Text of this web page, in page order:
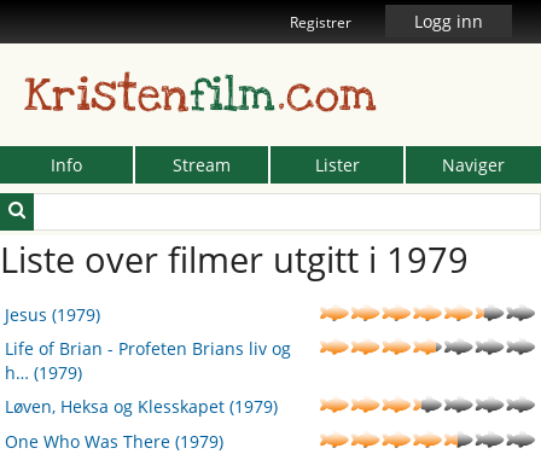
Registrer Logg inn
Kristenfilm.com
Info Stream Lister Naviger
Liste over filmer utgitt i 1979
Jesus (1979)
Life of Brian - Profeten Brians liv og
h… (1979)
Løven, Heksa og Klesskapet (1979)
One Who Was There (1979)